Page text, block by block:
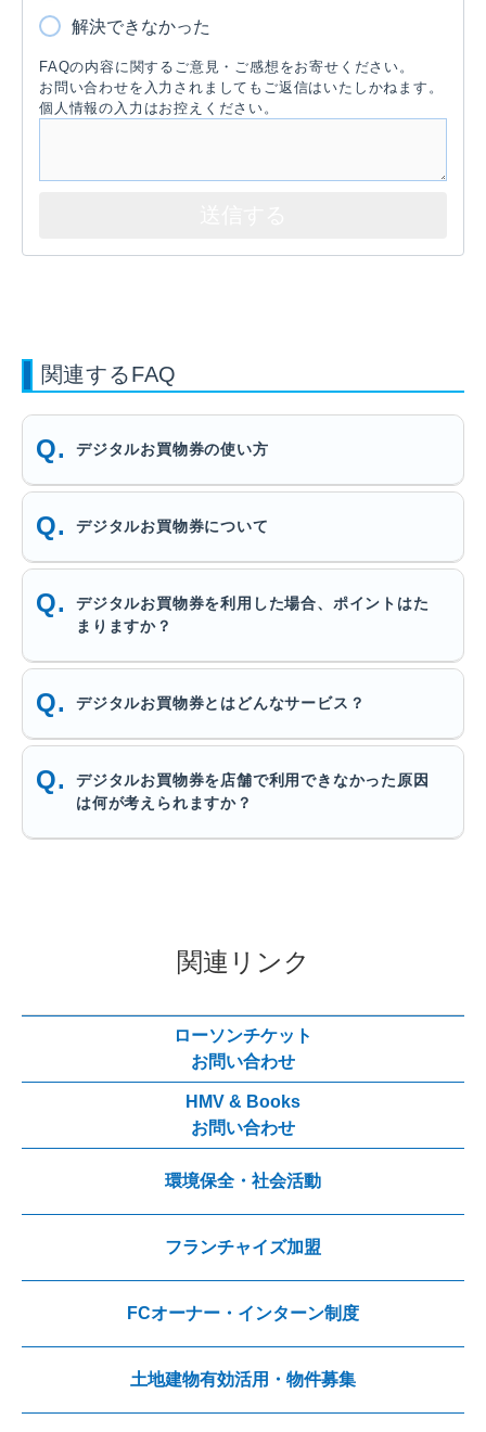
解決できなかった
FAQの内容に関するご意見・ご感想をお寄せください。
お問い合わせを入力されましてもご返信はいたしかねます。
個人情報の入力はお控えください。
関連するFAQ
デジタルお買物券の使い方
デジタルお買物券について
デジタルお買物券を利用した場合、ポイントはた
まりますか？
デジタルお買物券とはどんなサービス？
デジタルお買物券を店舗で利用できなかった原因
は何が考えられますか？
関連リンク
ローソンチケット
お問い合わせ
HMV & Books
お問い合わせ
環境保全・社会活動
フランチャイズ加盟
FCオーナー・インターン制度
土地建物有効活用・物件募集